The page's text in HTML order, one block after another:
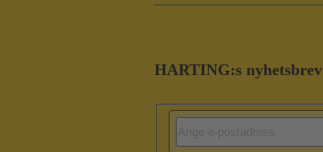
HARTING:s nyhetsbrev